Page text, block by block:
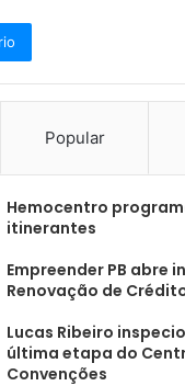
Popular
Hemocentro
itinerantes
Empreender PB abre
Renovação de
Lucas Ribeiro
última etapa do
Convenções